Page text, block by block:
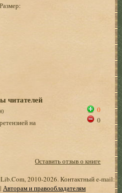
читателей
на
0
0
Оставить отзыв о книге
2010-2026. Контактный e-mail:
| Авторам и правообладателям